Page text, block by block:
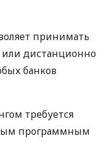
принимать
или дистанционно
банков
требуется
программным